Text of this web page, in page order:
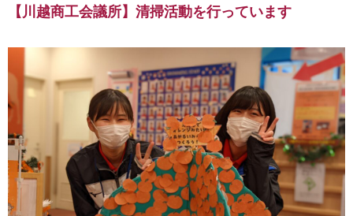
【川越商工会議所】清掃活動を行っています